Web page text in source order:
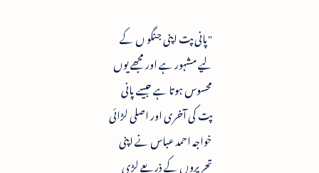
"پانی پت اپنی جنگو ں کے
لیے مشہور ہے اور مجھے یوں
محسوس ہوتا ہے جیسے پانی
پت کی آخری اور اصلی لڑائی
خواجہ احمد عباس نے اپنی
تحریروں کے ذریعے لڑی